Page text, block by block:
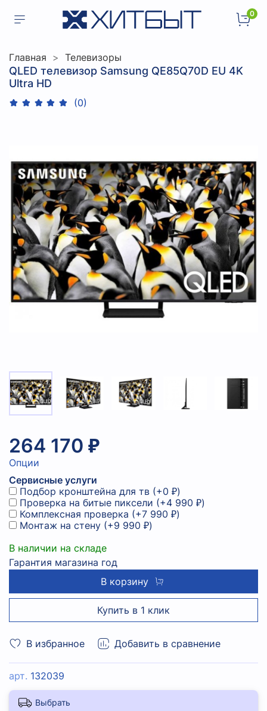
0
Главная Телевизоры
QLED телевизор Samsung QE85Q70D EU 4K
Ultra HD
(0)
В избранное Добавить в сравнение
арт. 132039
264 170 ₽
Опции
Сервисные услуги
Подбор кронштейна для тв (+0 ₽)
Проверка на битые пиксели (+4 990 ₽)
Комплексная проверка (+7 990 ₽)
Монтаж на стену (+9 990 ₽)
В наличии на складе
Гарантия магазина год
В корзину
Купить в 1 клик
Выбрать